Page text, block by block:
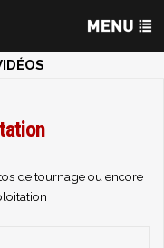
de tournage ou encore